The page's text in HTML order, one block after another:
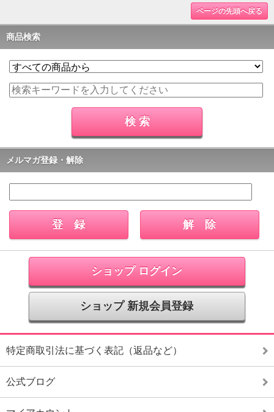
ページの先頭へ戻る
商品検索
メルマガ登録・解除
ショップ ログイン
ショップ 新規会員登録
特定商取引法に基づく表記（返品など）
公式ブログ